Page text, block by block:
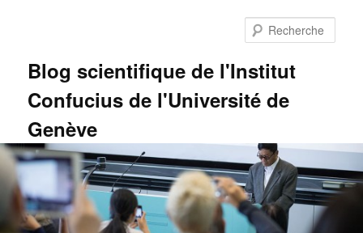
Blog scientifique de l'Institut
Confucius de l'Université de
Genève